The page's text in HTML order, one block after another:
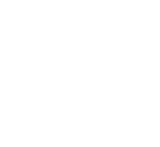
E-Mail-Postfach.